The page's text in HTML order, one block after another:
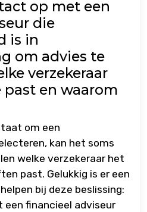
op met een
die
is in
om advies te
verzekeraar
en waarom
om een
kan het soms
welke verzekeraar het
past. Gelukkig is er een
bij deze beslissing:
financieel adviseur